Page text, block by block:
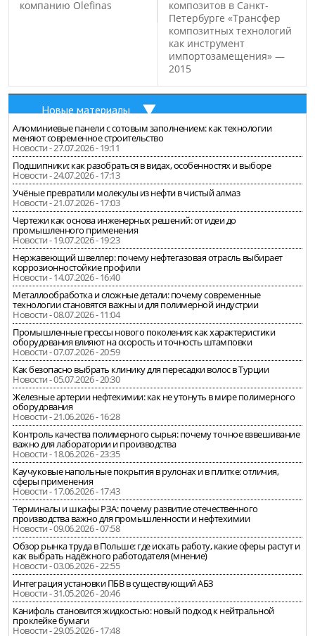
компанию Olefinas
композитов в Санкт-
Петербурге «Трансфер
композитных технологий
как инструмент
импортозамещения» —
2015
Новые материалы
Алюминиевые панели с сотовым заполнением: как технологии
меняют современное строительство
Новости - 27.07.2026 - 19:11
Подшипники: как разобраться в видах, особенностях и выборе
Новости - 24.07.2026 - 17:13
Учёные превратили молекулы из нефти в чистый алмаз
Новости - 21.07.2026 - 17:03
Чертежи как основа инженерных решений: от идеи до
промышленного применения
Новости - 19.07.2026 - 19:23
Нержавеющий швеллер: почему нефтегазовая отрасль выбирает
коррозионностойкие профили
Новости - 14.07.2026 - 16:40
Металлообработка и сложные детали: почему современные
технологии становятся важны и для полимерной индустрии
Новости - 08.07.2026 - 11:04
Промышленные прессы нового поколения: как характеристики
оборудования влияют на скорость и точность штамповки
Новости - 07.07.2026 - 20:59
Как безопасно выбрать клинику для пересадки волос в Турции
Новости - 05.07.2026 - 20:30
Железные артерии нефтехимии: как не утонуть в мире полимерного
оборудования
Новости - 21.06.2026 - 16:28
Контроль качества полимерного сырья: почему точное взвешивание
важно для лаборатории и производства
Новости - 18.06.2026 - 23:35
Каучуковые напольные покрытия в рулонах и в плитке: отличия,
сферы применения
Новости - 17.06.2026 - 17:43
Терминалы и шкафы РЗА: почему развитие отечественного
производства важно для промышленности и нефтехимии
Новости - 09.06.2026 - 07:58
Обзор рынка труда в Польше: где искать работу, какие сферы растут и
как выбрать надёжного работодателя (мнение)
Новости - 03.06.2026 - 22:55
Интеграция установки ПБВ в существующий АБЗ
Новости - 31.05.2026 - 20:46
Канифоль становится жидкостью: новый подход к нейтральной
проклейке бумаги
Новости - 29.05.2026 - 17:48